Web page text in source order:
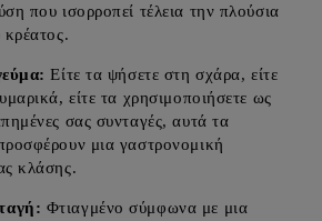
που ισορροπεί τέλεια την πλούσια
κρέατος.
Είτε τα ψήσετε στη σχάρα, είτε
είτε τα χρησιμοποιήσετε ως
σας συνταγές, αυτά τα
μια γαστρονομική
κλάσης.
Φτιαγμένο σύμφωνα με μια